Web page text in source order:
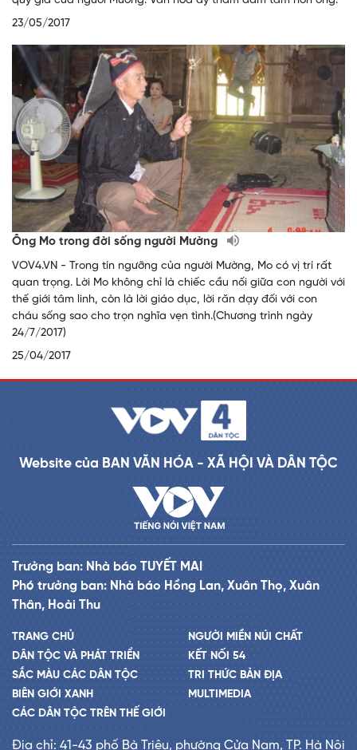
23/05/2017
Ông Mo trong đời sống người Mường
VOV4.VN - Trong tín ngưỡng của người Mường, Mo có vị trí rất
quan trọng. Lời Mo không chỉ là chiếc cầu nối giữa con người với
thế giới tâm linh, còn là lời giáo dục, lời răn dạy đối với con
cháu sống sao cho trọn nghĩa vẹn tình.(Chương trình ngày
24/7/2017)
25/04/2017
Website của BAN VĂN HÓA - XÃ HỘI VÀ DÂN TỘC
Trưởng ban: Nhà báo TUYẾT MAI
Phó trưởng ban: Nhà báo Hồng Lan, Xuân Thọ, Xuân
Thân, Hoài Thu
TRANG CHỦ
DÂN TỘC VÀ PHÁT TRIỂN
SẮC MÀU CÁC DÂN TỘC
BIÊN GIỚI XANH
CÁC DÂN TỘC TRÊN THẾ GIỚI
NGƯỜI MIỀN NÚI CHẤT
KẾT NỐI 54
TRI THỨC BẢN ĐỊA
MULTIMEDIA
Địa chỉ: 41-43 phố Bà Triệu, phường Cửa Nam, TP. Hà Nội